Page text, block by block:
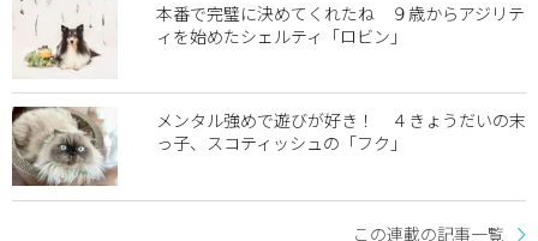
本番で完璧に決めてくれたね ９歳からアジリテ
ィを始めたシェルティ「ロビン」
メンタル強めで遊びが好き！ ４きょうだいの末
っ子、スコティッシュの「フク」
この連載の記事一覧